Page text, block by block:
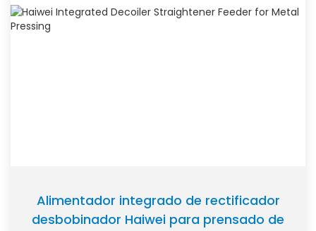
Alimentador integrado de rectificador
desbobinador Haiwei para prensado de